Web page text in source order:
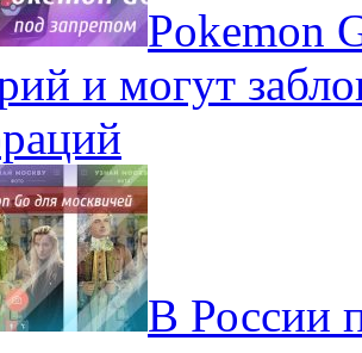
Pokеmon
и могут
В России